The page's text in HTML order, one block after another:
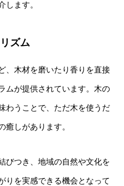
します。
ズム
、木材を磨いたり香りを直接
ムが提供されています。木の
わうことで、ただ木を使うだ
癒しがあります。
びつき、地域の自然や文化を
りを実感できる機会となって